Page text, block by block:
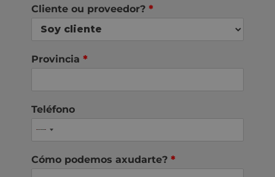
Cliente ou proveedor? *
Provincia *
Teléfono
Cómo podemos axudarte? *